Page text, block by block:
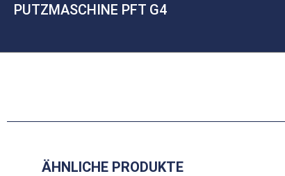
PUTZMASCHINE PFT G4
ÄHNLICHE PRODUKTE